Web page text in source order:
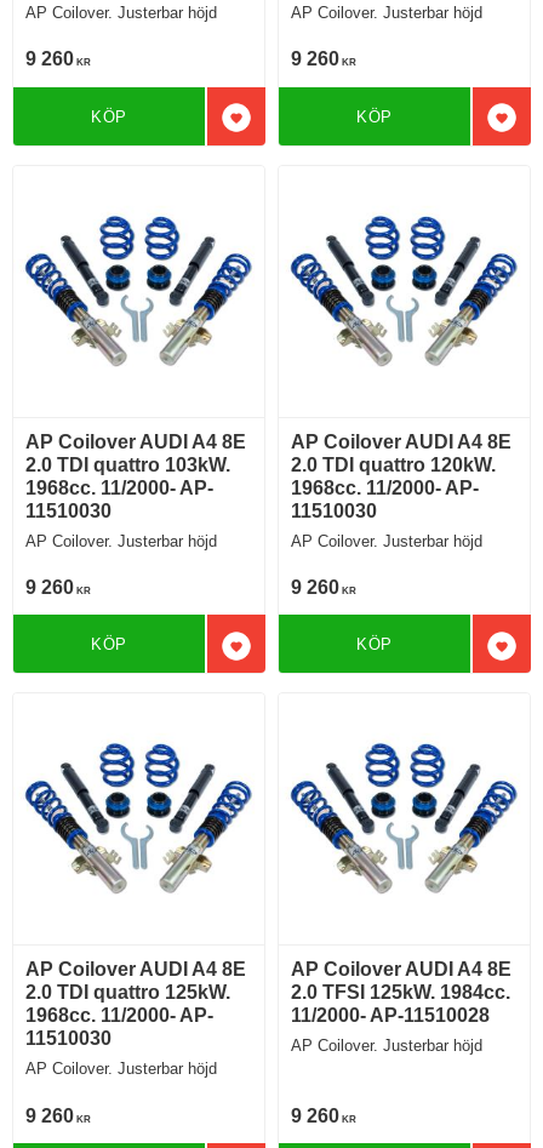
AP Coilover. Justerbar höjd
9 260 KR
Lägg till i favoriter
KÖP
AP Coilover. Justerbar höjd
9 260 KR
KÖP
AP Coilover AUDI A4 8E
2.0 TDI quattro 103kW.
1968cc. 11/2000- AP-
11510030
AP Coilover. Justerbar höjd
9 260 KR
Lägg till i favoriter
KÖP
AP Coilover AUDI A4 8E
2.0 TDI quattro 120kW.
1968cc. 11/2000- AP-
11510030
AP Coilover. Justerbar höjd
9 260 KR
KÖP
AP Coilover AUDI A4 8E
2.0 TDI quattro 125kW.
1968cc. 11/2000- AP-
11510030
AP Coilover. Justerbar höjd
9 260 KR
AP Coilover AUDI A4 8E
2.0 TFSI 125kW. 1984cc.
11/2000- AP-11510028
AP Coilover. Justerbar höjd
9 260 KR